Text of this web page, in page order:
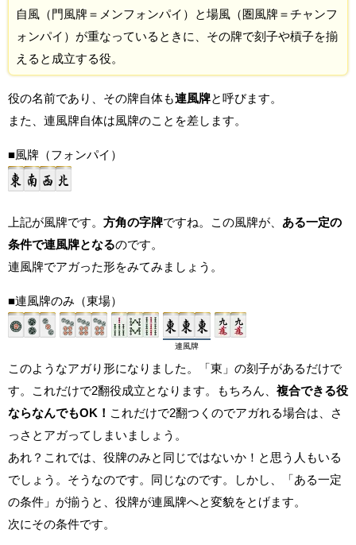
自風（門風牌＝メンフォンパイ）と場風（圏風牌＝チャンフ
ォンパイ）が重なっているときに、その牌で刻子や槓子を揃
えると成立する役。
役の名前であり、その牌自体も連風牌と呼びます。
また、連風牌自体は風牌のことを差します。
■風牌（フォンパイ）
上記が風牌です。 方角の字牌ですね。この風牌が、 ある一定の
条件で連風牌となるのです。
連風牌でアガった形をみてみましょう。
■連風牌のみ（東場）
連風牌
このようなアガり形になりました。「東」の刻子があるだけで
す。これだけで2翻役成立となります。もちろん、 複合できる役
ならなんでもOK！ これだけで2翻つくのでアガれる場合は、さ
っさとアガってしまいましょう。
あれ？これでは、役牌のみと同じではないか！と思う人もいる
でしょう。そうなのです。同じなのです。しかし、「ある一定
の条件」が揃うと、役牌が連風牌へと変貌をとげます。
次にその条件です。